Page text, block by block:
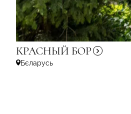
КРАСНЫЙ БОР
Бєларусь